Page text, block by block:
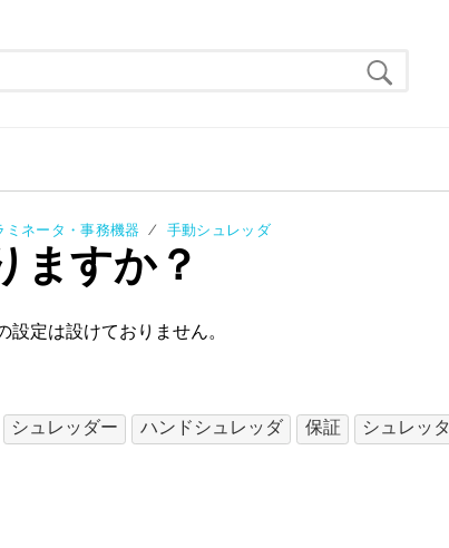
ミネータ・事務機器 手動シュレッダ
ますか？
定は設けておりません。
シュレッダー ハンドシュレッダ 保証
シュレッタ